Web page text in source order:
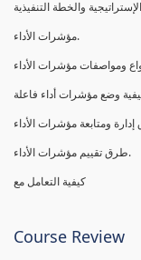
مؤشرات الأداء.
طرق تقييم مؤشرات الأداء.
كيفية التعامل مع
Course Review